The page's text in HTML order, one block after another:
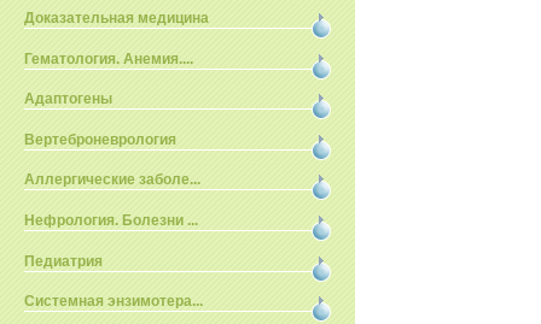
Доказательная медицина
Гематология. Анемия....
Адаптогены
Вертеброневрология
Аллергические заболе...
Нефрология. Болезни ...
Педиатрия
Системная энзимотера...